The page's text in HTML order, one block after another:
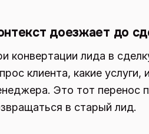
доезжает до
конвертации лида в
клиента, какие
Это тот перенос
в старый лид.